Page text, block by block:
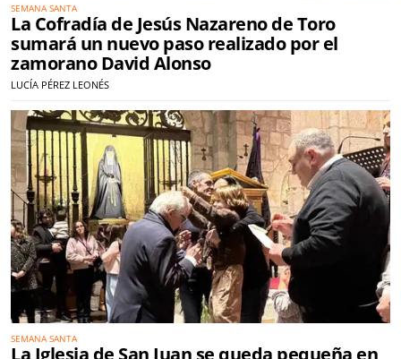
SEMANA SANTA
La Cofradía de Jesús Nazareno de Toro
sumará un nuevo paso realizado por el
zamorano David Alonso
LUCÍA PÉREZ LEONÉS
SEMANA SANTA
La Iglesia de San Juan se queda pequeña en